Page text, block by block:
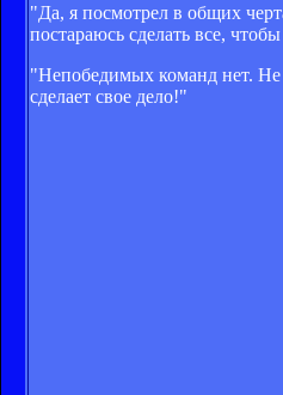
"Да, я посмотрел в общих
постараюсь сделать все,
"Непобедимых команд нет.
сделает свое дело!"